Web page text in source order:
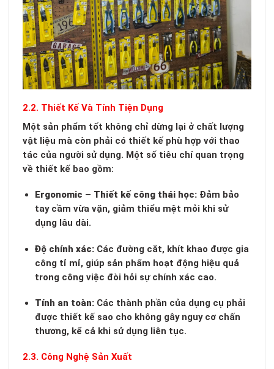
2.2. Thiết Kế Và Tính Tiện Dụng
Một sản phẩm tốt không chỉ dừng lại ở chất lượng
vật liệu mà còn phải có thiết kế phù hợp với thao
tác của người sử dụng. Một số tiêu chí quan trọng
về thiết kế bao gồm:
Ergonomic – Thiết kế công thái học:Đảm bảo
tay cầm vừa vặn, giảm thiểu mệt mỏi khi sử
dụng lâu dài.
Độ chính xác:Các đường cắt, khít khao được gia
công tỉ mỉ, giúp sản phẩm hoạt động hiệu quả
trong công việc đòi hỏi sự chính xác cao.
Tính an toàn:Các thành phần của dụng cụ phải
được thiết kế sao cho không gây nguy cơ chấn
thương, kể cả khi sử dụng liên tục.
2.3. Công Nghệ Sản Xuất